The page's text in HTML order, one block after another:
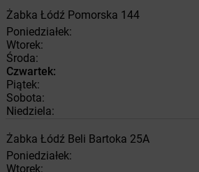
Żabka Łódź Pomorska 144
Poniedziałek:
Wtorek:
Środa:
Czwartek:
Piątek:
Sobota:
Niedziela:
Żabka Łódź Beli Bartoka 25A
Poniedziałek:
Wtorek: